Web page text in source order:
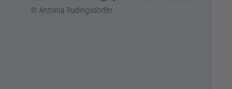
© Antonia Rudingsdorfer